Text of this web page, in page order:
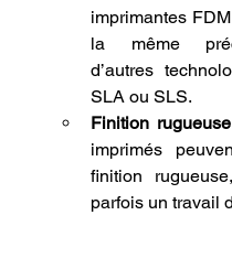
imprimantes
la même
d’autres
SLA ou SLS.
Finition rugueuse
imprimés
finition
parfois un travail